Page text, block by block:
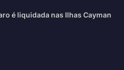
é liquidada nas Ilhas Cayman